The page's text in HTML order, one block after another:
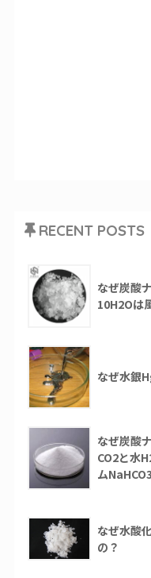
RECENT POSTS
なぜ炭酸
10H2Oは
なぜ水銀
なぜ炭酸
CO2と水
ム
なぜ水酸
の？